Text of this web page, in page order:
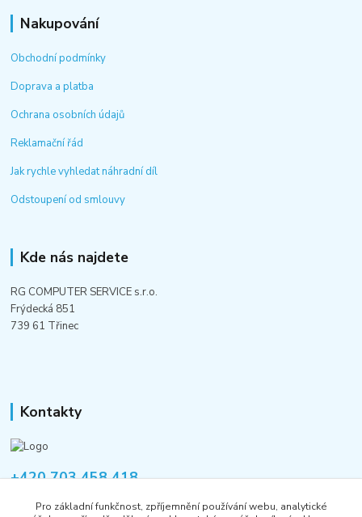
Nakupování
Obchodní podmínky
Doprava a platba
Ochrana osobních údajů
Reklamační řád
Jak rychle vyhledat náhradní díl
Odstoupení od smlouvy
Kde nás najdete
RG COMPUTER SERVICE s.r.o.
Frýdecká 851
739 61 Třinec
Kontakty
+420 703 458 418
Pro základní funkčnost, zpříjemnění používání webu, analytické